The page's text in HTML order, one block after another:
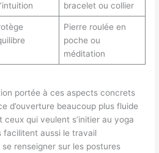
bracelet ou collier
Pierre roulée en
poche ou
méditation
portée à ces aspects concrets
d’ouverture beaucoup plus fluide
qui veulent s’initier au yoga
facilitent aussi le travail
renseigner sur les postures